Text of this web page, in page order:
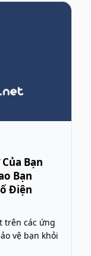
Bạn
Bạn
Điện
trên các ứng
vệ bạn khỏi